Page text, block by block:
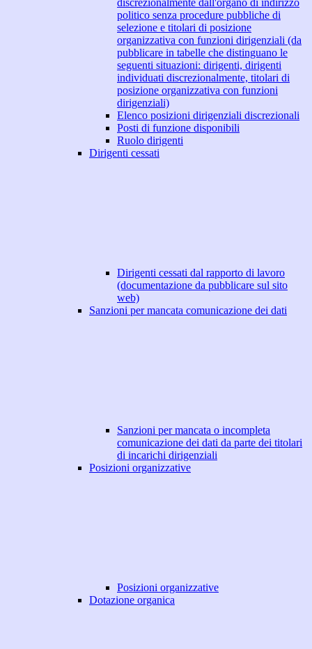
discrezionalmente dall'organo di indirizzo
politico senza procedure pubbliche di
selezione e titolari di posizione
organizzativa con funzioni dirigenziali (da
pubblicare in tabelle che distinguano le
seguenti situazioni: dirigenti, dirigenti
individuati discrezionalmente, titolari di
posizione organizzativa con funzioni
dirigenziali)
Elenco posizioni dirigenziali discrezionali
Posti di funzione disponibili
Ruolo dirigenti
Dirigenti cessati
Dirigenti cessati dal rapporto di lavoro
(documentazione da pubblicare sul sito
web)
Sanzioni per mancata comunicazione dei dati
Sanzioni per mancata o incompleta
comunicazione dei dati da parte dei titolari
di incarichi dirigenziali
Posizioni organizzative
Posizioni organizzative
Dotazione organica